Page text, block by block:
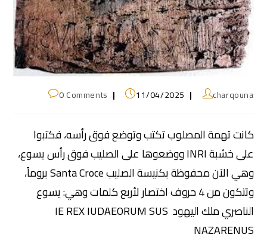
charqouna
11/04/2025
0 Comments
كانت تهمة المصلوب تكتب وتوضع فوق رأسه، فكتبوا
على خشبة INRI ووضعوها على الصليب فوق رأس يسوع،
وهي الآن محفوظة بكنيسة الصليب Santa Croce بروماً،
وتتكون من 4 حروف اختصار لأربع كلمات وهي: يسوع
الناصري ملك اليهود IE REX IUDAEORUM SUS
NAZARENUS